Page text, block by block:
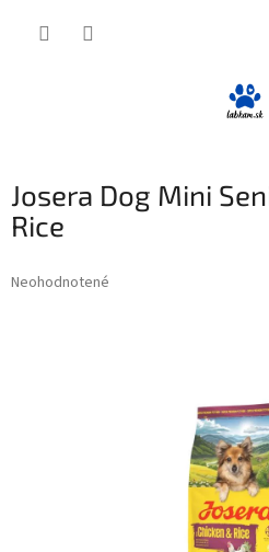
Josera Dog Mini
Rice
Priemerné
Neohodnotené